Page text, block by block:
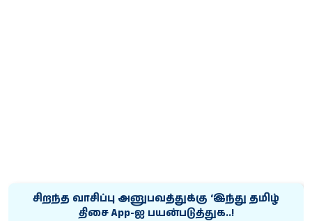
சிறந்த வாசிப்பு அனுபவத்துக்கு ‘இந்து தமிழ்
திசை App-ஐ பயன்படுத்துக..!